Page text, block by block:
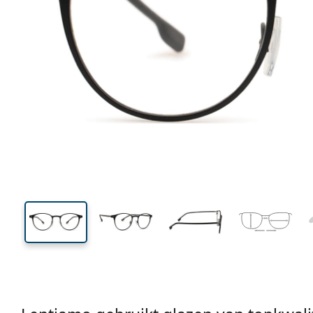
Breedte
42 mm
Glashoogte Glasbreedte